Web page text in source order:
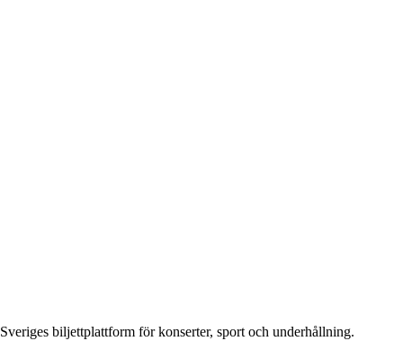
Sveriges biljettplattform för konserter, sport och underhållning.